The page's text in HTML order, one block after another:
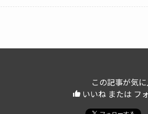
この記事が気
いいね または フ